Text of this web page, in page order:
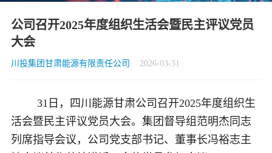
公司召开2025年度组织生活会暨民主评议党员
大会
川投集团甘肃能源有限责任公司 2026-03-31
31日，四川能源甘肃公司召开2025年度组织生
活会暨民主评议党员大会。集团督导组范明杰同志
列席指导会议，公司党支部书记、董事长冯裕志主